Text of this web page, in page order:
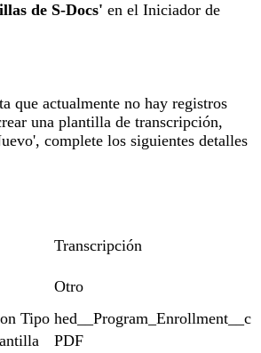
de S-Docs' en el Iniciador de
que actualmente no hay registros
una plantilla de transcripción,
complete los siguientes detalles
Transcripción
Otro
Tipo hed__Program_Enrollment__c
PDF